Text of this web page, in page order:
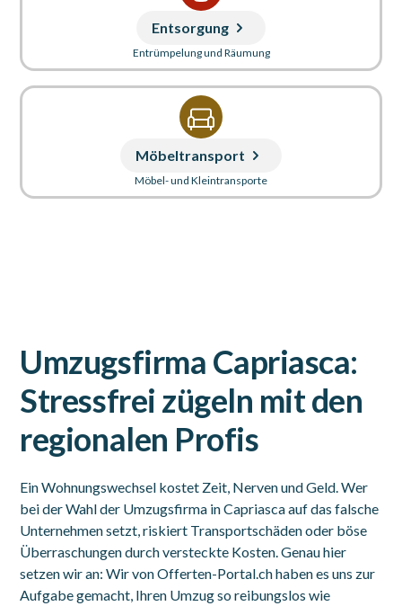
Entsorgung
Entrümpelung und Räumung
Möbeltransport
Möbel- und Kleintransporte
Umzugsfirma Capriasca:
Stressfrei zügeln mit den
regionalen Profis
Ein Wohnungswechsel kostet Zeit, Nerven und Geld. Wer
bei der Wahl der Umzugsfirma in Capriasca auf das falsche
Unternehmen setzt, riskiert Transportschäden oder böse
Überraschungen durch versteckte Kosten. Genau hier
setzen wir an: Wir von Offerten-Portal.ch haben es uns zur
Aufgabe gemacht, Ihren Umzug so reibungslos wie